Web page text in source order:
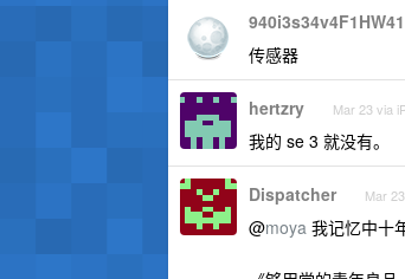
940i3s34v4F1HW41
传感器
hertzry Mar 23 via
我的 se 3 就没有。
Dispatcher Mar 23
@moya 我记忆中十